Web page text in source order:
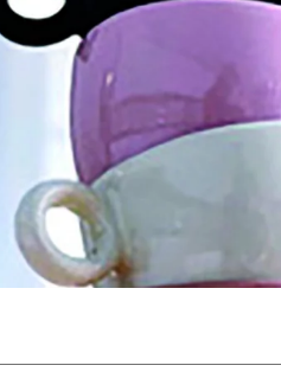
est proposé àPRIX LIBRE
bien ou d’un service, qui
attachement aux valeurs de
indicatif. De cette manière,